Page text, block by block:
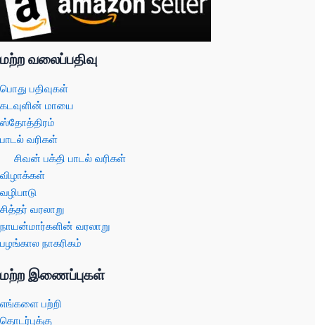
மற்ற வலைப்பதிவு
பொது பதிவுகள்
கடவுளின் மாயை
ஸ்தோத்திரம்
பாடல் வரிகள்
சிவன் பக்தி பாடல் வரிகள்
விழாக்கள்
வழிபாடு
சித்தர் வரலாறு
நாயன்மார்களின் வரலாறு
பழங்கால நாகரிகம்
மற்ற இணைப்புகள்
எங்களை பற்றி
தொடர்புக்கு